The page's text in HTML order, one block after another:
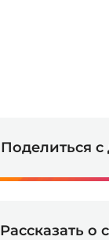
Поделиться с
Рассказать о